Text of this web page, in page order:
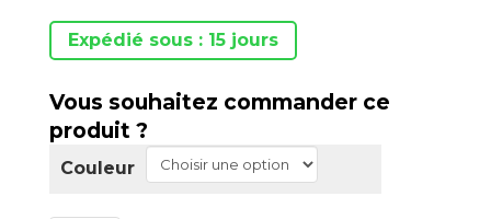
Expédié sous : 15 jours
Vous souhaitez commander ce
produit ?
Couleur